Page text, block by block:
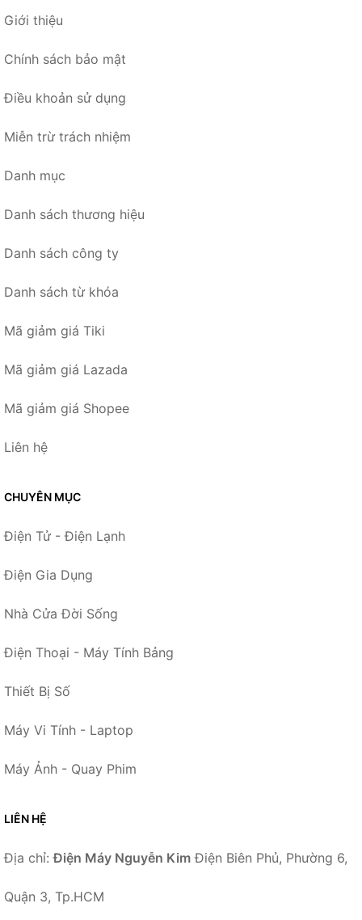
Giới thiệu
Chính sách bảo mật
Điều khoản sử dụng
Miễn trừ trách nhiệm
Danh mục
Danh sách thương hiệu
Danh sách công ty
Danh sách từ khóa
Mã giảm giá Tiki
Mã giảm giá Lazada
Mã giảm giá Shopee
Liên hệ
CHUYÊN MỤC
Điện Tử - Điện Lạnh
Điện Gia Dụng
Nhà Cửa Đời Sống
Điện Thoại - Máy Tính Bảng
Thiết Bị Số
Máy Vi Tính - Laptop
Máy Ảnh - Quay Phim
LIÊN HỆ
Địa chỉ:Điện Máy Nguyễn Kim Điện Biên Phủ, Phường 6,
Quận 3, Tp.HCM